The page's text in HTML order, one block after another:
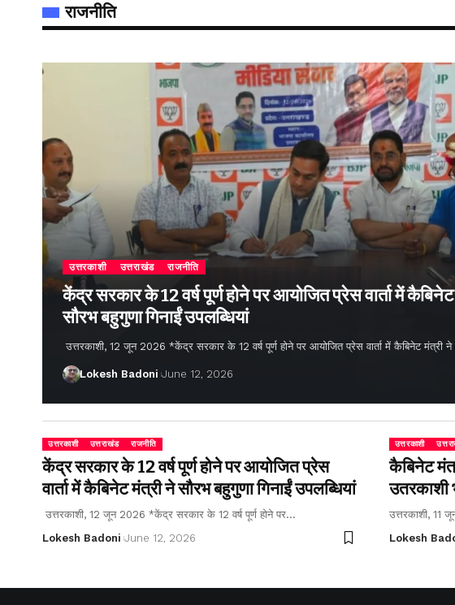
राजनीति
उत्तरकाशी उत्तराखंड राजनीति
केंद्र सरकार के 12 वर्ष पूर्ण होने पर आयोजित प्रेस वार्ता में
सौरभ बहुगुणा गिनाईं उपलब्धियां
उत्तरकाशी, 12 जून 2026 *केंद्र सरकार के 12 वर्ष पूर्ण होने पर आयोजित प्रेस वार्ता में कैबिनेट मंत्री ने
Lokesh Badoni June 12, 2026
उत्तरकाशी उत्तराखंड राजनीति
केंद्र सरकार के 12 वर्ष पूर्ण होने पर आयोजित प्रेस
वार्ता में कैबिनेट मंत्री ने सौरभ बहुगुणा गिनाईं उपलब्धियां
उत्तरकाशी, 12 जून 2026 *केंद्र सरकार के 12 वर्ष पूर्ण होने पर…
Lokesh Badoni June 12, 2026
उत्तरकाशी
कैबिनेट
उतरकाशी
उत्तरकाशी, 11
Lokesh